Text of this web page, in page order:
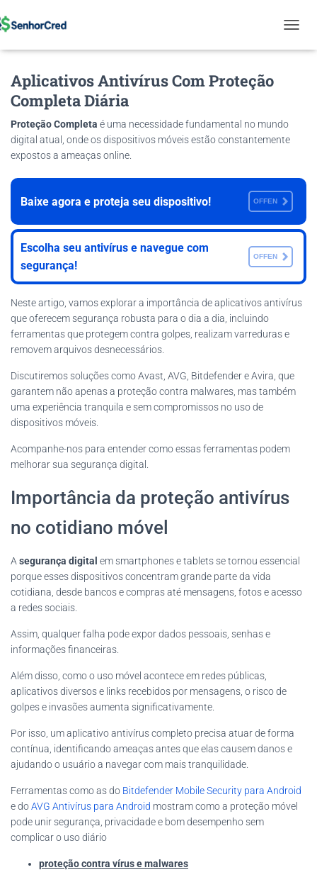
O
I
O
Aplicativos Antivírus Com Proteção
Completa Diária
Proteção Completa é uma necessidade fundamental no mundo
digital atual, onde os dispositivos móveis estão constantemente
expostos a ameaças online.
Baixe agora e proteja seu dispositivo! OFFEN
Escolha seu antivírus e navegue com
segurança!
OFFEN
Neste artigo, vamos explorar a importância de aplicativos antivírus
que oferecem segurança robusta para o dia a dia, incluindo
ferramentas que protegem contra golpes, realizam varreduras e
removem arquivos desnecessários.
Discutiremos soluções como Avast, AVG, Bitdefender e Avira, que
garantem não apenas a proteção contra malwares, mas também
uma experiência tranquila e sem compromissos no uso de
dispositivos móveis.
Acompanhe-nos para entender como essas ferramentas podem
melhorar sua segurança digital.
Importância da proteção antivírus
no cotidiano móvel
A segurança digital em smartphones e tablets se tornou essencial
porque esses dispositivos concentram grande parte da vida
cotidiana, desde bancos e compras até mensagens, fotos e acesso
a redes sociais.
Assim, qualquer falha pode expor dados pessoais, senhas e
informações financeiras.
Além disso, como o uso móvel acontece em redes públicas,
aplicativos diversos e links recebidos por mensagens, o risco de
golpes e invasões aumenta significativamente.
Por isso, um aplicativo antivírus completo precisa atuar de forma
contínua, identificando ameaças antes que elas causem danos e
ajudando o usuário a navegar com mais tranquilidade.
Ferramentas como as do Bitdefender Mobile Security para Android
e doAVG Antivírus para Android mostram como a proteção móvel
pode unir segurança, privacidade e bom desempenho sem
complicar o uso diário
proteção contra vírus e malwares